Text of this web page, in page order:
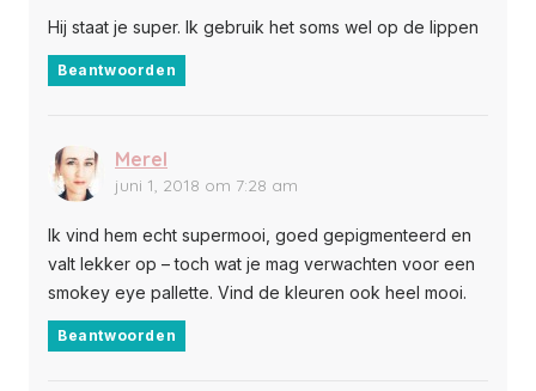
Hij staat je super. Ik gebruik het soms wel op de lippen
Beantwoorden
Merel
juni 1, 2018 om 7:28 am
Ik vind hem echt supermooi, goed gepigmenteerd en
valt lekker op – toch wat je mag verwachten voor een
smokey eye pallette. Vind de kleuren ook heel mooi.
Beantwoorden